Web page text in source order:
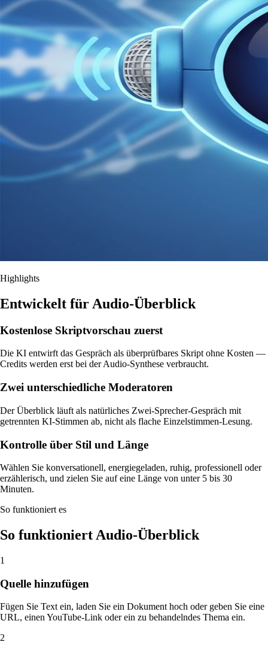
Highlights
Entwickelt für Audio-Überblick
Kostenlose Skriptvorschau zuerst
Die KI entwirft das Gespräch als überprüfbares Skript ohne Kosten —
Credits werden erst bei der Audio-Synthese verbraucht.
Zwei unterschiedliche Moderatoren
Der Überblick läuft als natürliches Zwei-Sprecher-Gespräch mit
getrennten KI-Stimmen ab, nicht als flache Einzelstimmen-Lesung.
Kontrolle über Stil und Länge
Wählen Sie konversationell, energiegeladen, ruhig, professionell oder
erzählerisch, und zielen Sie auf eine Länge von unter 5 bis 30
Minuten.
So funktioniert es
So funktioniert Audio-Überblick
1
Quelle hinzufügen
Fügen Sie Text ein, laden Sie ein Dokument hoch oder geben Sie eine
URL, einen YouTube-Link oder ein zu behandelndes Thema ein.
2